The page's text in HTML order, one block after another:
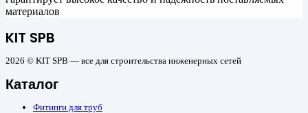
материалов
KIT SPB
2026 © KIT SPB — все для строительства инженерных сетей
Каталог
Фитинги для труб